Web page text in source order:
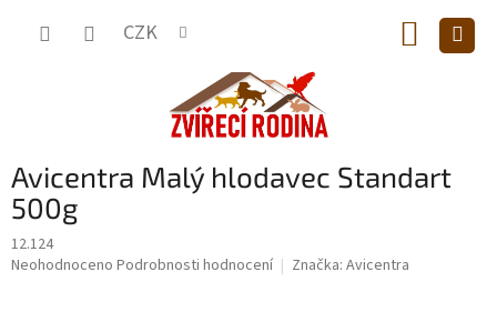
CZK
KOŠÍK
Avicentra Malý hlodavec Standart
500g
12.124
Průměrné
Neohodnoceno Podrobnosti hodnocení Značka: Avicentra